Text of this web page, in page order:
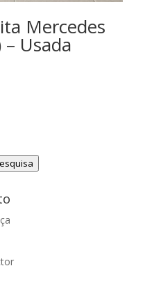
Mercedes
– Usada